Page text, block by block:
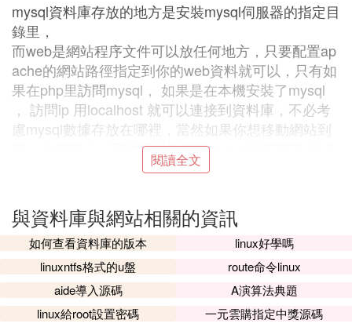
mysql資料庫存放的地方是安裝mysql伺服器的指定目
錄里，
而web是網站程序文件可以放任何地方，只要配置ap
ache的網站路徑指定到你的web資料就可以，只有如
果在php里訪問mysql， 如果是在本機安裝了mysql
， 訪問ip 用localhost 就可以連接到資料庫，不必考
慮mysql數據存放在哪裡，當然如果你想移動網站到
另一台電腦上，那你可以到安裝mysql的資料夾 MyS
QL\data 里 找到你的數據
如果你是從別人那購買php空間，當然也要購買mysq
l空間， 這2個空間不是同一個空間！
就得注意連接方式。
③ 網站與資料庫有什麼關系，經常聽說資
料庫要與網站關聯，他們之間有何種關系
閱讀全文
與資料庫與網站相關的資訊
如何查看資料庫的版本
linux好學嗎
linuxntfs格式的u盤
route命令linux
aide導入源碼
A演算法典題
linux給root設置密碼
一元雲購指定中獎源碼